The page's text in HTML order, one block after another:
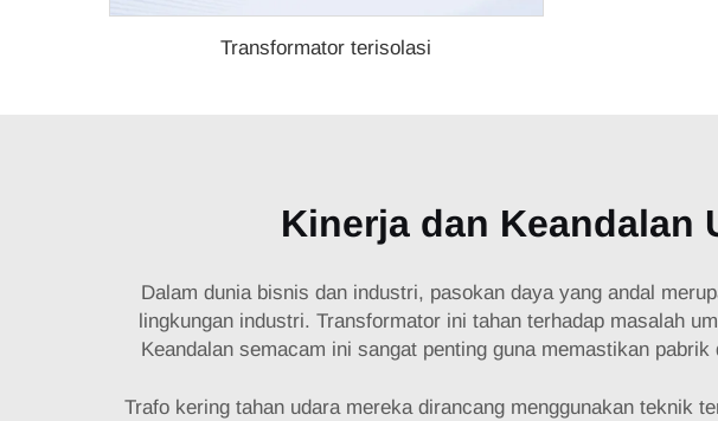
Transformator terisolasi
Kinerja dan Keandalan
Dalam dunia bisnis dan industri, pasokan daya yang andal
lingkungan industri. Transformator ini tahan terhadap masalah
Keandalan semacam ini sangat penting guna memastikan
Trafo kering tahan udara mereka dirancang menggunakan teknik